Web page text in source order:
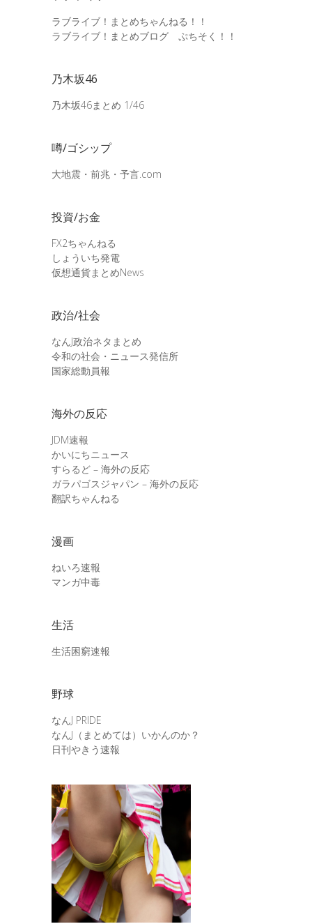
ラブライブ！まとめちゃんねる！！
ラブライブ！まとめブログ ぷちそく！！
乃木坂46
乃木坂46まとめ 1/46
噂/ゴシップ
大地震・前兆・予言.com
投資/お金
FX2ちゃんねる
しょういち発電
仮想通貨まとめNews
政治/社会
なんJ政治ネタまとめ
令和の社会・ニュース発信所
国家総動員報
海外の反応
JDM速報
かいにちニュース
すらるど – 海外の反応
ガラパゴスジャパン – 海外の反応
翻訳ちゃんねる
漫画
ねいろ速報
マンガ中毒
生活
生活困窮速報
野球
なんJ PRIDE
なんJ（まとめては）いかんのか？
日刊やきう速報